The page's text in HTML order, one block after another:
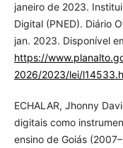
janeiro de 2023.
Digital (PNED). Diário
jan. 2023. Disponível
https://
2026/2023/lei/
ECHALAR, Jhonny
digitais como
ensino de Goiás